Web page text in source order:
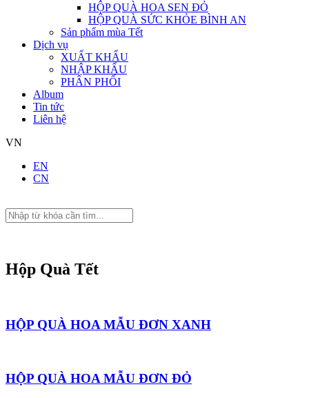
HỘP QUÀ HOA SEN ĐỎ
HỘP QUÀ SỨC KHỎE BÌNH AN
Sản phẩm mùa Tết
Dịch vụ
XUẤT KHẨU
NHẬP KHẨU
PHÂN PHỐI
Album
Tin tức
Liên hệ
VN
EN
CN
Hộp Quà Tết
HỘP QUÀ HOA MẪU ĐƠN XANH
HỘP QUÀ HOA MẪU ĐƠN ĐỎ